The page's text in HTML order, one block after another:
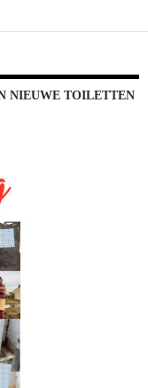
NIEUWE TOILETTEN